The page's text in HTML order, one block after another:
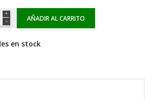
AÑADIR AL CARRITO
en stock